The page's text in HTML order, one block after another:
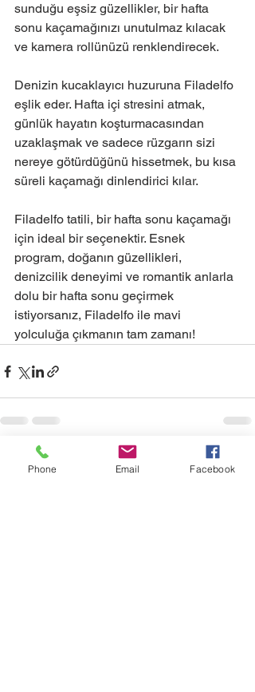
sunduğu eşsiz güzellikler, bir hafta
sonu kaçamağınızı unutulmaz kılacak
ve kamera rollünüzü renklendirecek.
Denizin kucaklayıcı huzuruna Filadelfo
eşlik eder. Hafta içi stresini atmak,
günlük hayatın koşturmacasından
uzaklaşmak ve sadece rüzgarın sizi
nereye götürdüğünü hissetmek, bu kısa
süreli kaçamağı dinlendirici kılar.
Filadelfo tatili, bir hafta sonu kaçamağı
için ideal bir seçenektir. Esnek
program, doğanın güzellikleri,
denizcilik deneyimi ve romantik anlarla
dolu bir hafta sonu geçirmek
istiyorsanız, Filadelfo ile mavi
yolculuğa çıkmanın tam zamanı!
Son Yazılar Hepsini Gör
Phone Email Facebook